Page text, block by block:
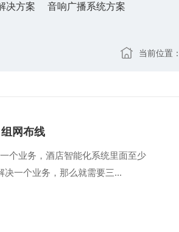
决方案 音响广播系统方案
当前位置：
网布线
个业务，酒店智能化系统里面至少
决一个业务，那么就需要三...